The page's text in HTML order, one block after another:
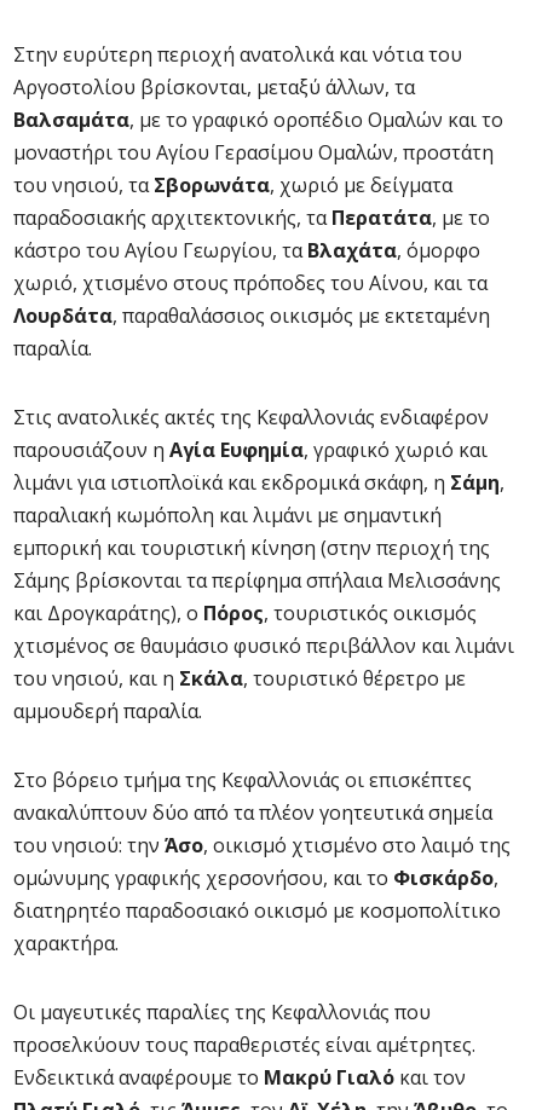
Στην ευρύτερη περιοχή ανατολικά και νότια του
Αργοστολίου βρίσκονται, μεταξύ άλλων, τα
Βαλσαμάτα, με το γραφικό οροπέδιο Ομαλών και το
μοναστήρι του Αγίου Γερασίμου Ομαλών, προστάτη
του νησιού, ταΣβορωνάτα, χωριό με δείγματα
παραδοσιακής αρχιτεκτονικής, ταΠερατάτα, με το
κάστρο του Αγίου Γεωργίου, ταΒλαχάτα, όμορφο
χωριό, χτισμένο στους πρόποδες του Αίνου, και τα
Λουρδάτα, παραθαλάσσιος οικισμός με εκτεταμένη
παραλία.
Στις ανατολικές ακτές της Κεφαλλονιάς ενδιαφέρον
παρουσιάζουν η Αγία Ευφημία, γραφικό χωριό και
λιμάνι για ιστιοπλοϊκά και εκδρομικά σκάφη, η Σάμη,
παραλιακή κωμόπολη και λιμάνι με σημαντική
εμπορική και τουριστική κίνηση (στην περιοχή της
Σάμης βρίσκονται τα περίφημα σπήλαια Μελισσάνης
και Δρογκαράτης), ο Πόρος, τουριστικός οικισμός
χτισμένος σε θαυμάσιο φυσικό περιβάλλον και λιμάνι
του νησιού, και η Σκάλα, τουριστικό θέρετρο με
αμμουδερή παραλία.
Στο βόρειο τμήμα της Κεφαλλονιάς οι επισκέπτες
ανακαλύπτουν δύο από τα πλέον γοητευτικά σημεία
του νησιού: την Άσο, οικισμό χτισμένο στο λαιμό της
ομώνυμης γραφικής χερσονήσου, και το Φισκάρδο,
διατηρητέο παραδοσιακό οικισμό με κοσμοπολίτικο
χαρακτήρα.
Οι μαγευτικές παραλίες της Κεφαλλονιάς που
προσελκύουν τους παραθεριστές είναι αμέτρητες.
Ενδεικτικά αναφέρουμε το Μακρύ Γιαλό και τον